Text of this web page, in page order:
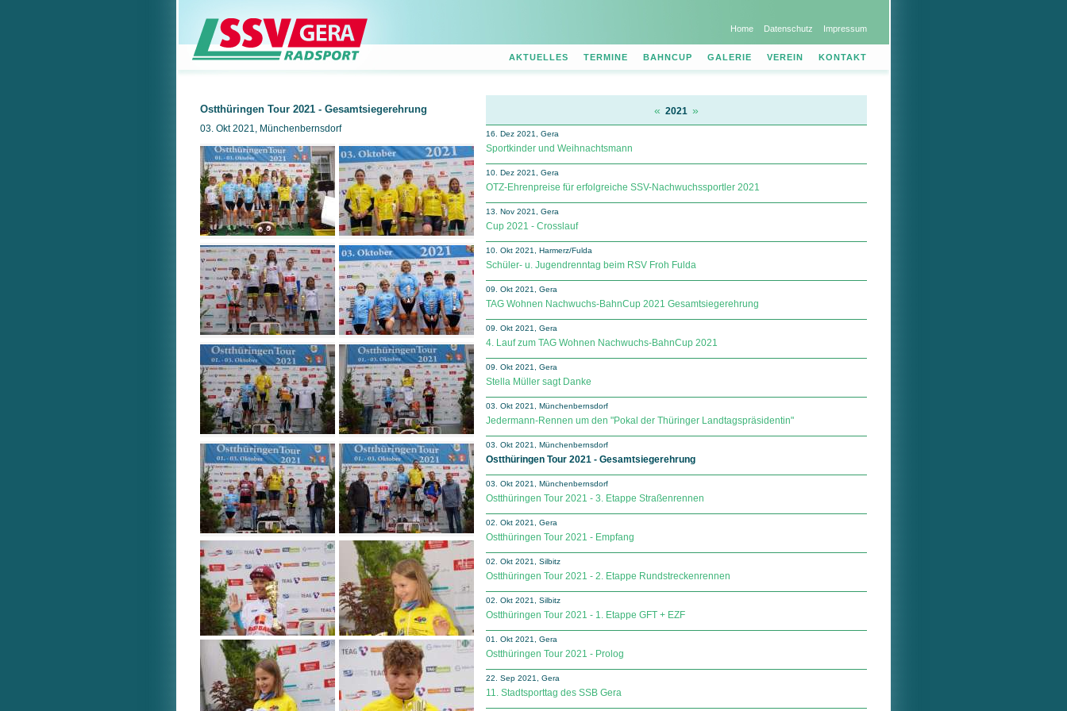
Home Datenschutz Impressum
AKTUELLES TERMINE BAHNCUP GALERIE VEREIN KONTAKT
Ostthüringen Tour 2021 - Gesamtsiegerehrung
03. Okt 2021, Münchenbernsdorf
« 2021 »
16. Dez 2021, Gera
Sportkinder und Weihnachtsmann
10. Dez 2021, Gera
OTZ-Ehrenpreise für erfolgreiche SSV-Nachwuchssportler 2021
13. Nov 2021, Gera
Cup 2021 - Crosslauf
10. Okt 2021, Harmerz/Fulda
Schüler- u. Jugendrenntag beim RSV Froh Fulda
09. Okt 2021, Gera
TAG Wohnen Nachwuchs-BahnCup 2021 Gesamtsiegerehrung
09. Okt 2021, Gera
4. Lauf zum TAG Wohnen Nachwuchs-BahnCup 2021
09. Okt 2021, Gera
Stella Müller sagt Danke
03. Okt 2021, Münchenbernsdorf
Jedermann-Rennen um den "Pokal der Thüringer Landtagspräsidentin"
03. Okt 2021, Münchenbernsdorf
Ostthüringen Tour 2021 - Gesamtsiegerehrung
03. Okt 2021, Münchenbernsdorf
Ostthüringen Tour 2021 - 3. Etappe Straßenrennen
02. Okt 2021, Gera
Ostthüringen Tour 2021 - Empfang
02. Okt 2021, Silbitz
Ostthüringen Tour 2021 - 2. Etappe Rundstreckenrennen
02. Okt 2021, Silbitz
Ostthüringen Tour 2021 - 1. Etappe GFT + EZF
01. Okt 2021, Gera
Ostthüringen Tour 2021 - Prolog
22. Sep 2021, Gera
11. Stadtsporttag des SSB Gera